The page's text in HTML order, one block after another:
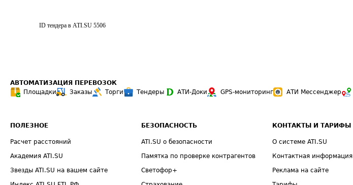
ID тендера в ATI.SU 5506
АВТОМАТИЗАЦИЯ ПЕРЕВОЗОК
Площадки
Заказы Торги Тендеры АТИ-Доки GPS-мониторинг АТИ Мессенджер
ПОЛЕЗНОЕ
Расчет расстояний
Академия ATI.SU
Звезды ATI.SU на вашем сайте
БЕЗОПАСНОСТЬ
ATI.SU о безопасности
Памятка по проверке контрагентов
Светофор+
КОНТАКТЫ И ТАРИФЫ
О системе ATI.SU
Контактная информация
Реклама на сайте